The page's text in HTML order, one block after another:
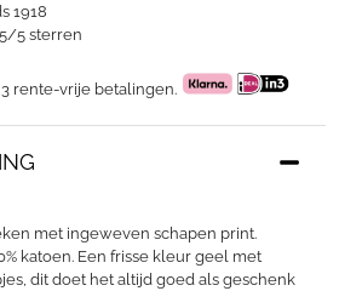
1918
5 sterren
rente-vrije betalingen.
met ingeweven schapen print.
katoen. Een frisse kleur geel met
dit doet het altijd goed als geschenk